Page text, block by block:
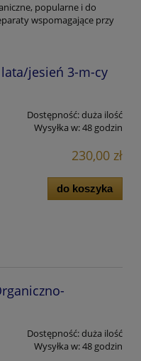
popularne i do
wspomagające przy
jesień 3-m-cy
Dostępność:duża ilość
Wysyłka w:48 godzin
230,00 zł
do koszyka
Dostępność:duża ilość
Wysyłka w:48 godzin